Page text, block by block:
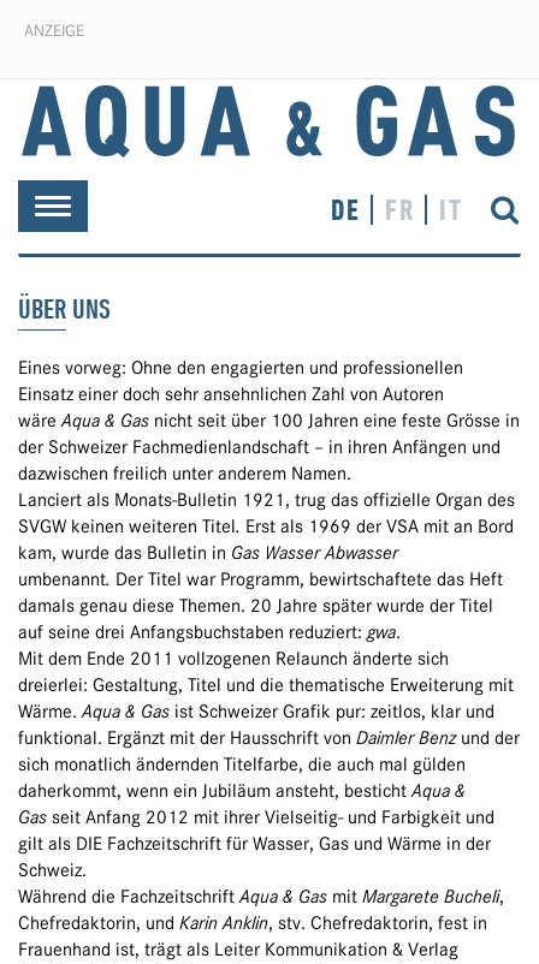
ANZEIGE
Toggle
navigation
DE FR IT
ÜBER UNS
Eines vorweg: Ohne den engagierten und professionellen
Einsatz einer doch sehr ansehnlichen Zahl von Autoren
wäreAqua & Gas nicht seit über 100 Jahren eine feste Grösse in
der Schweizer Fachmedienlandschaft – in ihren Anfängen und
dazwischen freilich unter anderem Namen.
Lanciert als Monats-Bulletin 1921, trug das offizielle Organ des
SVGW keinen weiteren Titel. Erst als 1969 der VSA mit an Bord
kam, wurde das Bulletin in Gas Wasser Abwasser
umbenannt. Der Titel war Programm, bewirtschaftete das Heft
damals genau diese Themen. 20 Jahre später wurde der Titel
auf seine drei Anfangsbuchstaben reduziert: gwa.
Mit dem Ende 2011 vollzogenen Relaunch änderte sich
dreierlei: Gestaltung, Titel und die thematische Erweiterung mit
Wärme.Aqua & Gas ist Schweizer Grafik pur: zeitlos, klar und
funktional. Ergänzt mit der Hausschrift von Daimler Benzund der
sich monatlich ändernden Titelfarbe, die auch mal gülden
daherkommt, wenn ein Jubiläum ansteht, bestichtAqua &
Gas seit Anfang 2012 mit ihrer Vielseitig- und Farbigkeit und
gilt als DIE Fachzeitschrift für Wasser, Gas und Wärme in der
Schweiz.
Während die FachzeitschriftAqua & Gas mit Margarete Bucheli,
Chefredaktorin, und Karin Anklin, stv. Chefredaktorin, fest in
Frauenhand ist, trägt als Leiter Kommunikation & Verlag